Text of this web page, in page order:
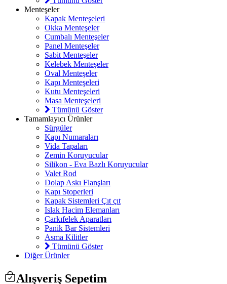
Menteşeler
Kapak Menteşeleri
Okka Menteşeler
Cumbalı Menteşeler
Panel Menteşeler
Sabit Menteşeler
Kelebek Menteşeler
Oval Menteşeler
Kapı Menteşeleri
Kutu Menteşeleri
Masa Menteşeleri
Tümünü Göster
Tamamlayıcı Ürünler
Sürgüler
Kapı Numaraları
Vida Tapaları
Zemin Koruyucular
Silikon - Eva Bazlı Koruyucular
Valet Rod
Dolap Askı Flanşları
Kapı Stoperleri
Kapak Sistemleri Çıt çıt
Islak Hacim Elemanları
Çarkıfelek Aparatları
Panik Bar Sistemleri
Asma Kilitler
Tümünü Göster
Diğer Ürünler
Alışveriş Sepetim